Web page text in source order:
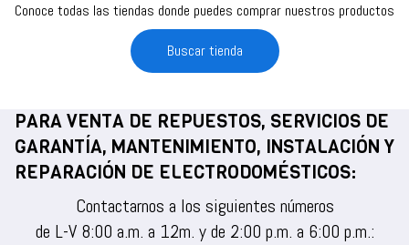
Conoce todas las tiendas donde puedes comprar nuestros productos
Buscar tienda
PARA VENTA DE REPUESTOS, SERVICIOS DE
GARANTÍA, MANTENIMIENTO, INSTALACIÓN Y
REPARACIÓN DE ELECTRODOMÉSTICOS:
Contactarnos a los siguientes números
de L-V 8:00 a.m. a 12m. y de 2:00 p.m. a 6:00 p.m.: